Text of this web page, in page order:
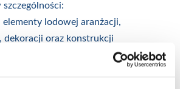
elementy lodowej aranżacji,
dekoracji oraz konstrukcji